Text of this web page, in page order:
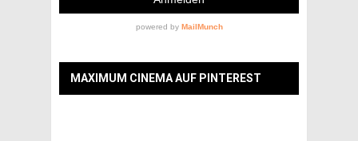
MAXIMUM CINEMA AUF PINTEREST